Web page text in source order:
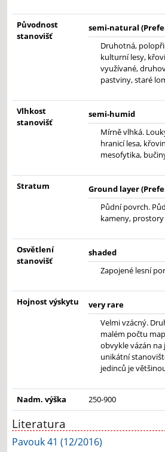
Původnost
stanovišť
semi-natural
Druhotná,
kulturní lesy,
využívané,
pastviny, staré
Vlhkost
stanovišť
semi-humid
Mírně vlhká.
hranicí lesa,
mesofytika,
Stratum
Ground layer
Půdní povrch.
kameny,
Osvětlení
stanovišť
shaded
Zapojené lesní
Hojnost výskytu
very rare
Velmi vzácný.
malém počtu
obvykle vázán
unikátní
jedinců je
Nadm. výška 250-900
Literatura
Pavouk 41 (12/2016)